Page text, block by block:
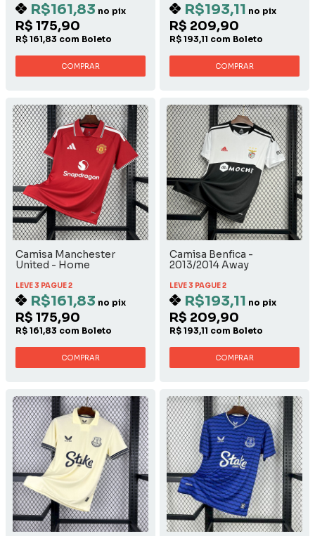
R$161,83 no pix
R$ 175,90
R$ 161,83 com Boleto
COMPRAR
R$193,11 no pix
R$ 209,90
R$ 193,11 com Boleto
COMPRAR
Camisa Manchester
United - Home
LEVE 3 PAGUE 2
R$161,83 no pix
R$ 175,90
R$ 161,83 com Boleto
COMPRAR
Camisa Benfica -
2013/2014 Away
LEVE 3 PAGUE 2
R$193,11 no pix
R$ 209,90
R$ 193,11 com Boleto
COMPRAR